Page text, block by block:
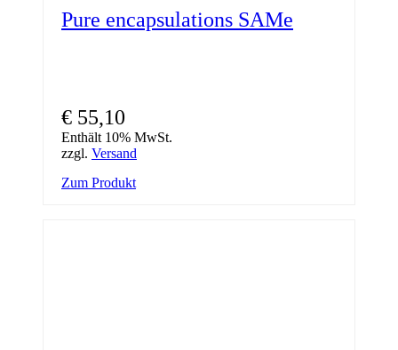
Pure encapsulations SAMe
€ 55,10
Enthält 10% MwSt.
zzgl. Versand
Zum Produkt